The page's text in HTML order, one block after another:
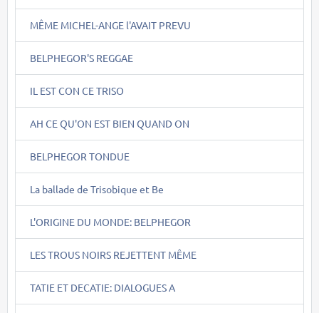
MÊME MICHEL-ANGE l'AVAIT PREVU
BELPHEGOR'S REGGAE
IL EST CON CE TRISO
AH CE QU'ON EST BIEN QUAND ON
BELPHEGOR TONDUE
La ballade de Trisobique et Be
L'ORIGINE DU MONDE: BELPHEGOR
LES TROUS NOIRS REJETTENT MÊME
TATIE ET DECATIE: DIALOGUES A